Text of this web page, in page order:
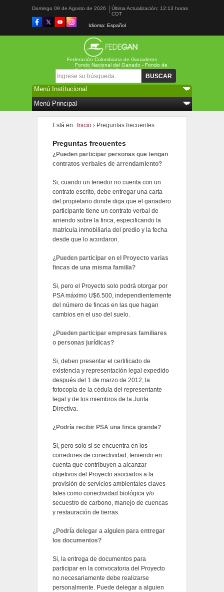
Domingo 09 de Agosto de 2026
Última Actualización: 12:13 horas
COT
Idioma: Español
Federación Colombiana de Ganaderos
Formulario de búsqueda
Fondo Nacional del Ganado - Fondo de
Estabilización de Precios
Está en: Inicio› Preguntas frecuentes
Preguntas frecuentes
¿Pueden participar personas que tengan
contratos verbales de arrendamiento?
Si, cuando un tenedor no cuenta con un
contrato escrito, debe entregar una carta
del propietario donde diga que el ganadero
participante tiene un contrato verbal de
arriendo sobre la finca, especificando la
matrícula inmobiliaria del predio y la fecha
desde que lo acordaron.
¿Pueden participar en el Proyecto varias
fincas de una misma familia?
Si, pero el Proyecto solo podrá otorgar por
PSA máximo U$6.500, independientemente
del número de fincas en las que hagan
cambios en el uso del suelo.
¿Pueden participar empresas familiares
o personas jurídicas?
Si, deben presentar el certificado de
existencia y representación legal expedido
después del 1 de marzo de 2012, la
fotocopia de la cédula del representante
legal y de los miembros de la Junta
Directiva.
¿Podría recibir PSA una finca grande?
Si, pero solo si se encuentra en los
corredores de conectividad, teniendo en
cuenta que contribuyen a alcanzar
objetivos del Proyecto asociados a la
provisión de servicios ambientales claves
tales como conectividad biológica y/o
secuestro de carbono, manejo de cuencas
y restauración de tierras.
¿Podría delegar a alguien para entregar
los documentos?
Si, la entrega de documentos para
participar en la convocatoria del Proyecto
no necesariamente debe realizarse
personalmente. Puede delegar a alguien